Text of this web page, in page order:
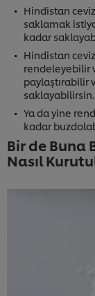
Hindistan
saklamak
kadar
Hindistan
rendeleyebilir
paylaştırabilir
Ya da yine
kadar
Bir de Buna
Nasıl